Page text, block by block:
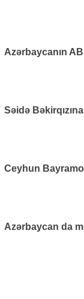
Azərbaycanın
Səidə
Ceyhun
Azərbaycan da